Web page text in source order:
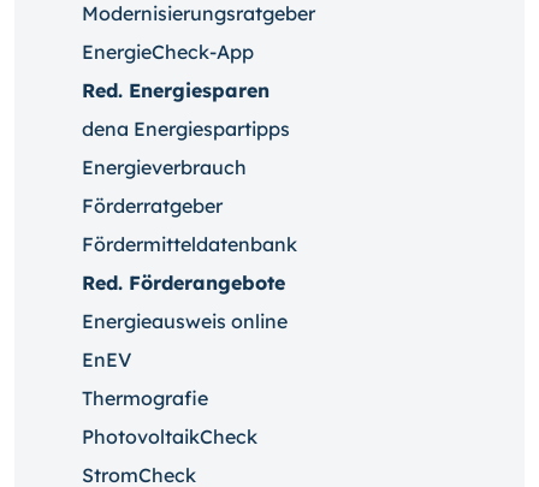
Modernisierungsratgeber
EnergieCheck-App
Red. Energiesparen
dena Energiespartipps
Energieverbrauch
Förderratgeber
Fördermitteldatenbank
Red. Förderangebote
Energieausweis online
EnEV
Thermografie
PhotovoltaikCheck
StromCheck